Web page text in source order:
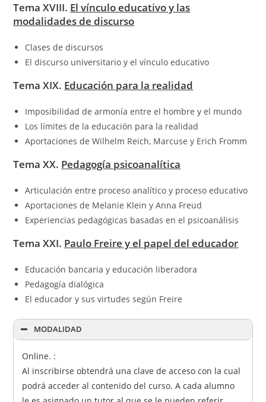
Tema XVIII. El vínculo educativo y las
modalidades de discurso
Clases de discursos
El discurso universitario y el vínculo educativo
Tema XIX. Educación para la realidad
Imposibilidad de armonía entre el hombre y el mundo
Los límites de la educación para la realidad
Aportaciones de Wilhelm Reich, Marcuse y Erich Fromm
Tema XX. Pedagogía psicoanalítica
Articulación entre proceso analítico y proceso educativo
Aportaciones de Melanie Klein y Anna Freud
Experiencias pedagógicas basadas en el psicoanálisis
Tema XXI. Paulo Freire y el papel del educador
Educación bancaria y educación liberadora
Pedagogía dialógica
El educador y sus virtudes según Freire
MODALIDAD
Online. :
Al inscribirse obtendrá una clave de acceso con la cual
podrá acceder al contenido del curso. A cada alumno